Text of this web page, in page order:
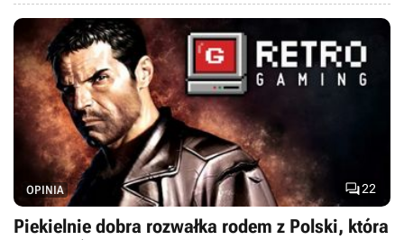
22
OPINIA
Piekielnie dobra rozwałka rodem z Polski, która